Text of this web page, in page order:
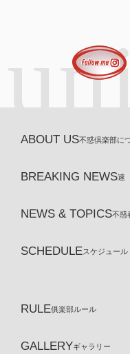
ABOUT US不惑倶楽部に
BREAKING NEWS速
NEWS & TOPICS不惑
SCHEDULEスケジュール
RULE俱楽部ルール
GALLERYギャラリー